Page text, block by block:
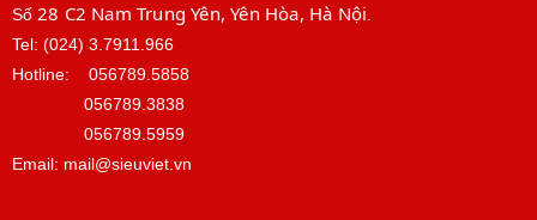
Số 28 C2 Nam Trung Yên, Yên Hòa, Hà Nội
Tel: (024) 3.7911.966
Hotline: 056789.5858
056789.3838
056789.5959
Email: mail@sieuviet.vn